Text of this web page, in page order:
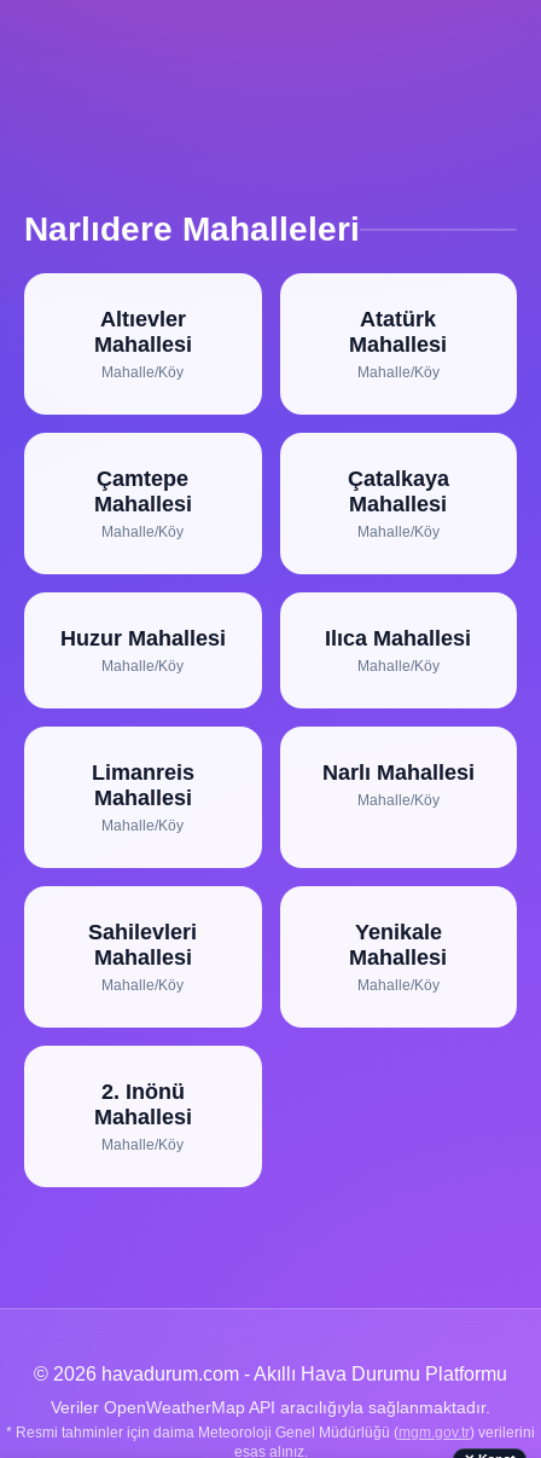
Narlıdere Mahalleleri
Altıevler
Mahallesi
Mahalle/Köy
Atatürk
Mahallesi
Mahalle/Köy
Çamtepe
Mahallesi
Mahalle/Köy
Çatalkaya
Mahallesi
Mahalle/Köy
Huzur Mahallesi
Mahalle/Köy
Ilıca Mahallesi
Mahalle/Köy
Limanreis
Mahallesi
Mahalle/Köy
Narlı Mahallesi
Mahalle/Köy
Sahilevleri
Mahallesi
Mahalle/Köy
Yenikale
Mahallesi
Mahalle/Köy
2. Inönü
Mahallesi
Mahalle/Köy
© 2026 havadurum.com - Akıllı Hava Durumu Platformu
Veriler OpenWeatherMap API aracılığıyla sağlanmaktadır.
* Resmi tahminler için daima Meteoroloji Genel Müdürlüğü (mgm.gov.tr) verilerini
esas alınız.